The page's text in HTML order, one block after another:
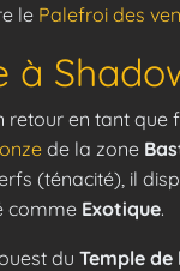
le Palefroi des
à
retour en tant que
de la zone
(ténacité), il
comme Exotique.
du Temple de